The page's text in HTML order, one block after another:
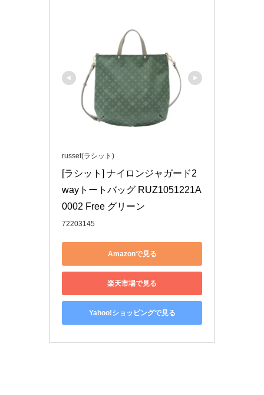
russet(ラシット)
[ラシット] ナイロンジャガード2
wayトートバッグ RUZ1051221A
0002 Free グリーン
72203145
Amazonで見る
楽天市場で見る
Yahoo!ショッピングで見る